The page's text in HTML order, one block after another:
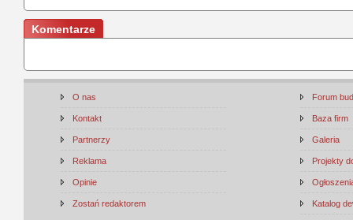
Komentarze
O nas
Kontakt
Partnerzy
Reklama
Opinie
Zostań redaktorem
Forum
Baza firm
Galeria
Projekty
Katalog